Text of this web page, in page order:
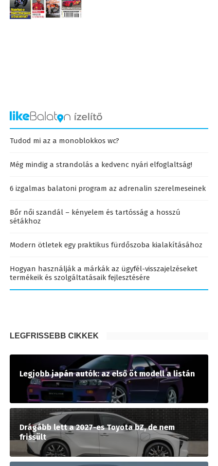
Tudod mi az a monoblokkos wc?
Még mindig a strandolás a kedvenc nyári elfoglaltság!
6 izgalmas balatoni program az adrenalin szerelmeseinek
Bőr női szandál – kényelem és tartósság a hosszú
sétákhoz
Modern ötletek egy praktikus fürdőszoba kialakításához
Hogyan használják a márkák az ügyfél-visszajelzéseket
termékeik és szolgáltatásaik fejlesztésére
LEGFRISSEBB CIKKEK
Legjobb japán autók: az első öt modell a listán
Drágább lett a 2027-es Toyota bZ, de nem
frissült